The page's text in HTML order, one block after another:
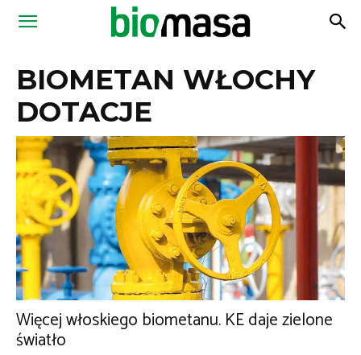
Magazyn
BIOMETAN WŁOCHY
DOTACJE
Więcej włoskiego biometanu. KE daje zielone
światło